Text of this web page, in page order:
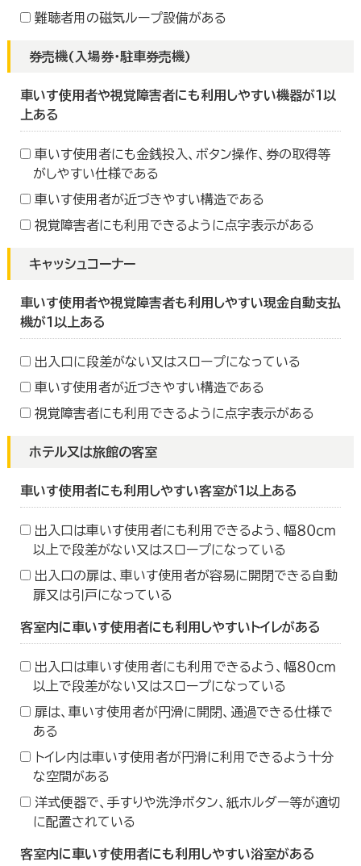
難聴者用の磁気ループ設備がある
券売機(入場券・駐車券売機)
車いす使用者や視覚障害者にも利用しやすい機器が１以
上ある
車いす使用者にも金銭投入、ボタン操作、券の取得等
がしやすい仕様である
車いす使用者が近づきやすい構造である
視覚障害者にも利用できるように点字表示がある
キャッシュコーナー
車いす使用者や視覚障害者も利用しやすい現金自動支払
機が１以上ある
出入口に段差がない又はスロープになっている
車いす使用者が近づきやすい構造である
視覚障害者にも利用できるように点字表示がある
ホテル又は旅館の客室
車いす使用者にも利用しやすい客室が１以上ある
出入口は車いす使用者にも利用できるよう、幅８０ｃｍ
以上で段差がない又はスロープになっている
出入口の扉は、車いす使用者が容易に開閉できる自動
扉又は引戸になっている
客室内に車いす使用者にも利用しやすいトイレがある
出入口は車いす使用者にも利用できるよう、幅８０ｃｍ
以上で段差がない又はスロープになっている
扉は、車いす使用者が円滑に開閉、通過できる仕様で
ある
トイレ内は車いす使用者が円滑に利用できるよう十分
な空間がある
洋式便器で、手すりや洗浄ボタン、紙ホルダー等が適切
に配置されている
客室内に車いす使用者にも利用しやすい浴室がある